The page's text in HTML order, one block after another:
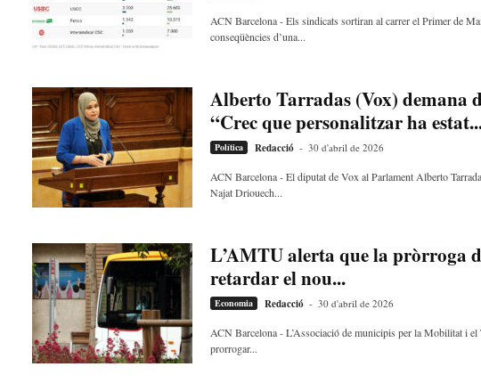
ACN Barcelona - Els sindicats sortiran al carrer el Primer de
conseqüències d’una...
Alberto Tarradas (Vox) demana
“Crec que personalitzar ha
Política Redacció - 30 d'abril de 2026
ACN Barcelona - El diputat de Vox al Parlament Alberto
Najat Driouech...
L’AMTU alerta que la pròrroga
retardar el nou...
Economia Redacció - 30 d'abril de 2026
ACN Barcelona - L’Associació de municipis per la Mobilitat i
prorrogar...